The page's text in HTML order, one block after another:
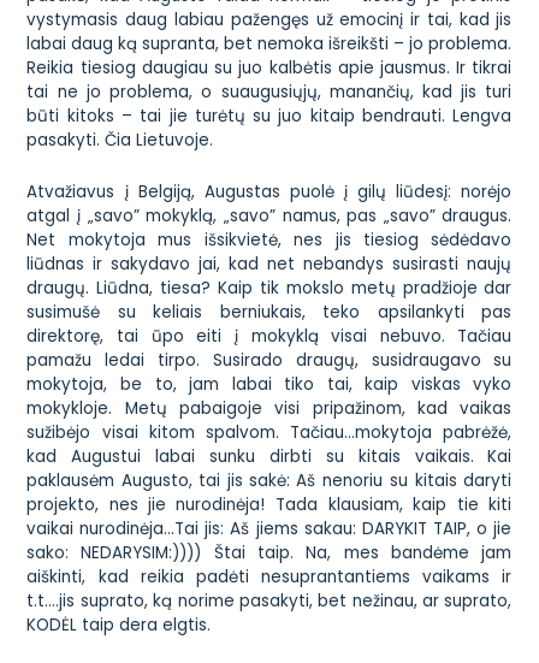
vystymasis daug labiau pažengęs už emocinį ir tai, kad jis
labai daug ką supranta, bet nemoka išreikšti – jo problema.
Reikia tiesiog daugiau su juo kalbėtis apie jausmus. Ir tikrai
tai ne jo problema, o suaugusiųjų, manančių, kad jis turi
būti kitoks – tai jie turėtų su juo kitaip bendrauti. Lengva
pasakyti. Čia Lietuvoje.
Atvažiavus į Belgiją, Augustas puolė į gilų liūdesį: norėjo
atgal į „savo” mokyklą, „savo” namus, pas „savo” draugus.
Net mokytoja mus išsikvietė, nes jis tiesiog sėdėdavo
liūdnas ir sakydavo jai, kad net nebandys susirasti naujų
draugų. Liūdna, tiesa? Kaip tik mokslo metų pradžioje dar
susimušė su keliais berniukais, teko apsilankyti pas
direktorę, tai ūpo eiti į mokyklą visai nebuvo. Tačiau
pamažu ledai tirpo. Susirado draugų, susidraugavo su
mokytoja, be to, jam labai tiko tai, kaip viskas vyko
mokykloje. Metų pabaigoje visi pripažinom, kad vaikas
sužibėjo visai kitom spalvom. Tačiau…mokytoja pabrėžė,
kad Augustui labai sunku dirbti su kitais vaikais. Kai
paklausėm Augusto, tai jis sakė:Aš nenoriu su kitais daryti
projekto, nes jie nurodinėja! Tada klausiam, kaip tie kiti
vaikai nurodinėja…Tai jis:Aš jiems sakau: DARYKIT TAIP, o jie
sako: NEDARYSIM:)))) Štai taip. Na, mes bandėme jam
aiškinti, kad reikia padėti nesuprantantiems vaikams ir
t.t….jis suprato, ką norime pasakyti, bet nežinau, ar suprato,
KODĖL taip dera elgtis.